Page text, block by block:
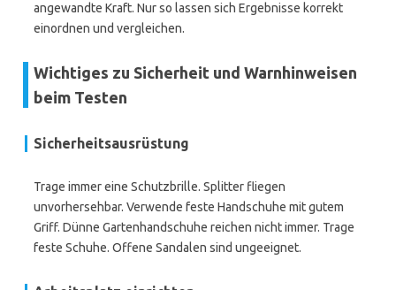
angewandte Kraft. Nur so lassen sich Ergebnisse korrekt
einordnen und vergleichen.
Wichtiges zu Sicherheit und Warnhinweisen
beim Testen
Sicherheitsausrüstung
Trage immer eine Schutzbrille. Splitter fliegen
unvorhersehbar. Verwende feste Handschuhe mit gutem
Griff. Dünne Gartenhandschuhe reichen nicht immer. Trage
feste Schuhe. Offene Sandalen sind ungeeignet.